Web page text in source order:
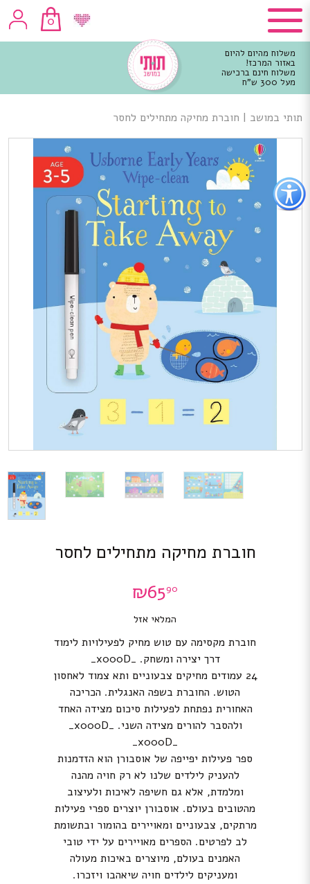
כפתור
לפתיחת
תפריט
נגישות
0
משלוח מהיום להיום
באזור המרכז!
משלוח חינם ברכישה
מעל 300 ש"ח
מרכזי
תותי במושב | חוברת מחיקה מתחילים לחסר
חוברת מחיקה מתחילים לחסר
₪6590
המלאי אזל
חוברת מקסימה עם טוש מחיק לפעילויות לימוד
דרך יצירה ומשחק. _x000D_
24 עמודים מחיקים צבעוניים ותא צמוד לאחסון
הטוש. החוברת בשפה האנגלית. הכריכה
האחורית נפתחת לפעילות סיכום מצידה האחד
ולהסבר להורים מצידה השני. _x000D_
_x000D_
ספר פעילות יפייפה של אוסבורן הוא הזדמנות
להעניק לילדים שלנו לא רק חויה מהנה
ומלמדת, אלא גם חשיפה לאיכות ולעיצוב
מהטובים בעולם. אוסבורן יוצרים ספרי פעילות
מרתקים, צבעוניים ומאויירים בהומור ובתשומת
לב לפרטים. הספרים מאויירים על ידי טובי
האמנים בעולם, מיוצרים באיכות מעולה
ומעניקים לילדים חויה שיאהבו ויזכרו.